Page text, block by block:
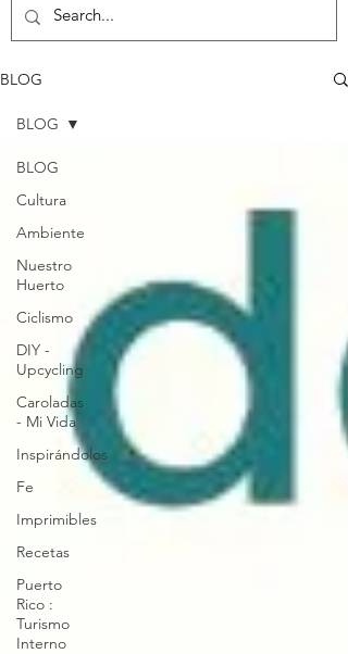
BLOG
BLOG
Cultura
Ambiente
Nuestro
Huerto
Ciclismo
DIY -
Upcycling
Caroladas
- Mi Vida
Inspirándolos
Fe
Imprimibles
Recetas
Puerto
Rico :
Turismo
Interno
BLOG